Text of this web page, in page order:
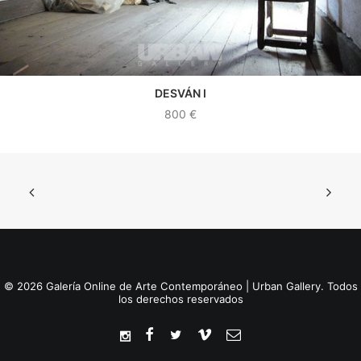
VER OBRA
DESVÁN I
800 €
© 2026 Galería Online de Arte Contemporáneo | Urban Gallery. Todos
los derechos reservados